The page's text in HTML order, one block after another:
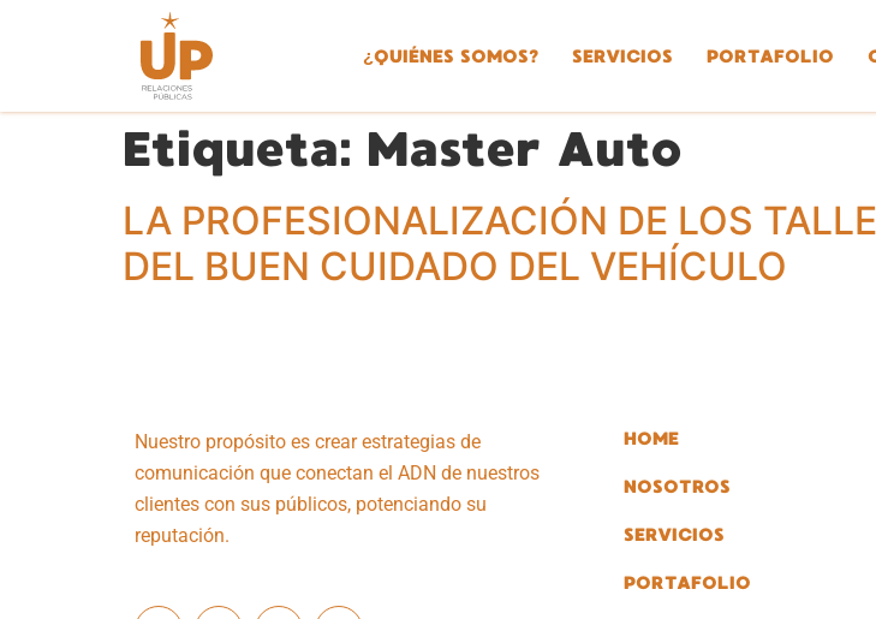
¿QUIÉNES SOMOS? SERVICIOS PORTAFOLIO
Etiqueta: Master Auto
LA PROFESIONALIZACIÓN DE LOS
DEL BUEN CUIDADO DEL VEHÍCULO
Nuestro propósito es crear estrategias de
comunicación que conectan el ADN de nuestros
clientes con sus públicos, potenciando su
reputación.
HOME
NOSOTROS
SERVICIOS
PORTAFOLIO